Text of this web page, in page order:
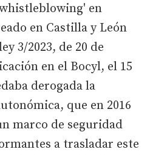
en
en Castilla y León
3/2023, de 20 de
en el Bocyl, el 15
derogada la
que en 2016
marco de seguridad
a trasladar este